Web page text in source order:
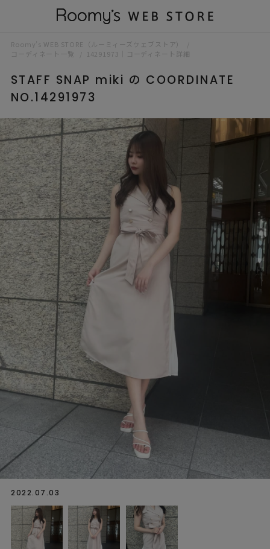
Roomy’s WEB STORE（ルーミィーズウェブストア）
コーディネート一覧
14291973｜コーディネート詳細
STAFF SNAP miki の COORDINATE
NO.14291973
2022.07.03